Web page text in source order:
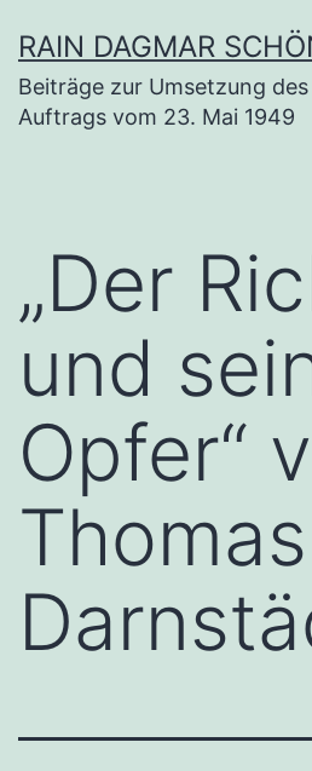
Inhalt
springen
RAIN DAGMAR
Beiträge zur Umsetzung des
Auftrags vom 23. Mai 1949
„Der
und
Opfer“
Thomas